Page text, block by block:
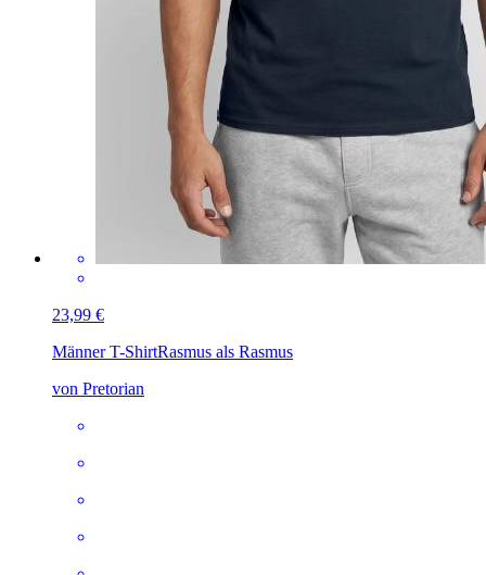
23,99 €
Männer T-ShirtRasmus als Rasmus
von Pretorian